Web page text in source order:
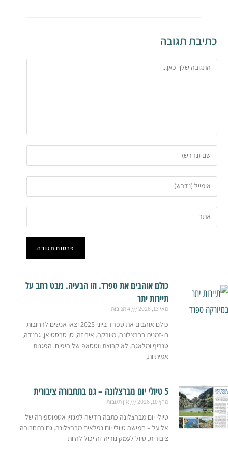
כתיבת תגובה
כולם אוהבים את ספרד. וזו הבעיה. מבט רחב על
תיירות יתר
מאי 13, 2026
כולם אוהבים את ספרד ביוני 2025 יצאו אנשים לרחובות
בו-זמנית בברצלונה, מיורקה, איביזה, סן סבסטיאן, גרנדה,
טנריף ומלאגה. לא קבוצת ווטסאפ של היפים. הפגנות
אמיתיות,
5 טיולי יום מברצלונה – גם בתחבורה ציבורית
מרץ 10, 2026 אין תגובות
טיולי יום מברצלונה כתבה חדשה למגזין אטמוספירה של
אל על – חמישה טיולי יום נפלאים מברצלונה, גם בתחבורה
ציבורית. טיול לעמק נוריה זה יכול להיות